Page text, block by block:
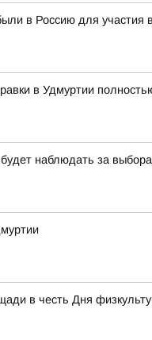
в Россию для
в Удмуртии
наблюдать за
в честь Дня